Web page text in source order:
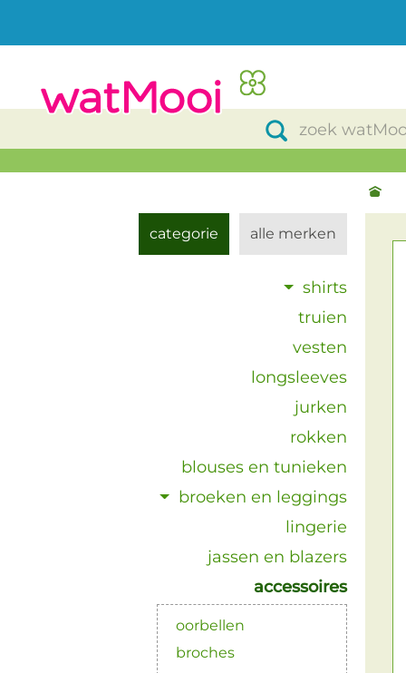
categorie
shirts
truien
vesten
longsleeves
jurken
rokken
blouses en tunieken
broeken en leggings
lingerie
jassen en blazers
accessoires
oorbellen
broches
alle merken